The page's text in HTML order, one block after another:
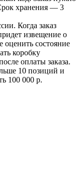
хранения — 3
Когда заказ
извещение о
состояние
коробку
оплаты заказа.
10 позиций и
100 000 р.